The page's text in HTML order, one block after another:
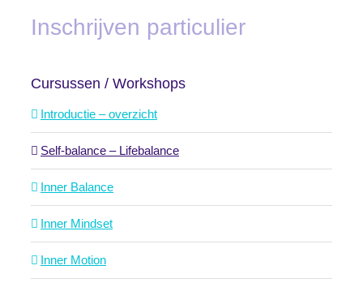
Inschrijven particulier
Cursussen / Workshops
Introductie – overzicht
Self-balance – Lifebalance
Inner Balance
Inner Mindset
Inner Motion